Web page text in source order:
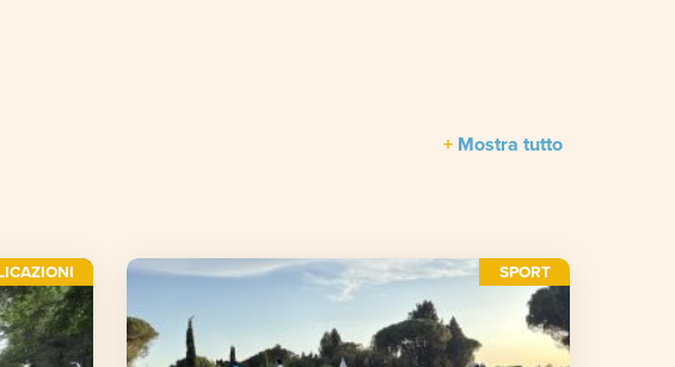
Mostra tutto
SPORT